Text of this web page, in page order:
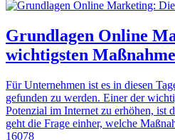
Grundlagen Online
wichtigsten
Für Unternehmen ist es in diesen
gefunden zu werden. Einer der
Potenzial im Internet zu erhöhen,
geht die Frage einher, welche
16078